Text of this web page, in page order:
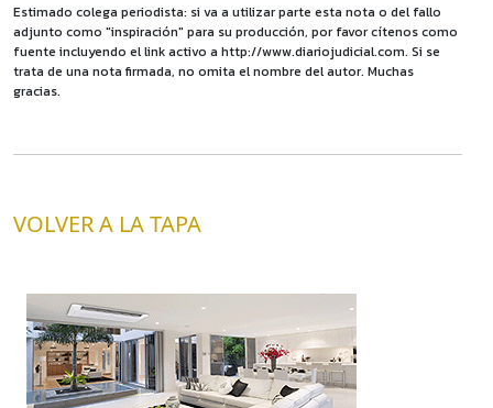
Estimado colega periodista: si va a utilizar parte esta nota o del fallo
adjunto como "inspiración" para su producción, por favor cítenos como
fuente incluyendo el link activo a http://www.diariojudicial.com. Si se
trata de una nota firmada, no omita el nombre del autor. Muchas
gracias.
VOLVER A LA TAPA